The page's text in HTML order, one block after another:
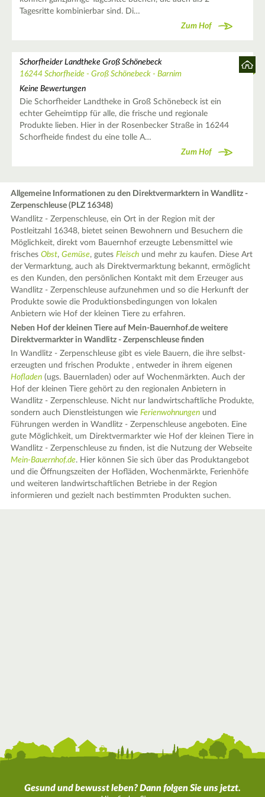
Tagesritte kombinierbar sind. Di…
Zum Hof
Schorfheider Landtheke Groß Schönebeck
16244 Schorfheide - Groß Schönebeck - Barnim
Keine Bewertungen
Die Schorfheider Landtheke in Groß Schönebeck ist ein
echter Geheimtipp für alle, die frische und regionale
Produkte lieben. Hier in der Rosenbecker Straße in 16244
Schorfheide findest du eine tolle A…
Zum Hof
Allgemeine Informationen zu den Direktvermarktern in Wandlitz -
Zerpenschleuse (PLZ 16348)
Wandlitz - Zerpenschleuse, ein Ort in der Region mit der
Postleitzahl 16348, bietet seinen Bewohnern und Besuchern die
Möglichkeit, direkt vom Bauernhof erzeugte Lebensmittel wie
frischesObst,Gemüse, gutesFleisch und mehr zu kaufen. Diese Art
der Vermarktung, auch als Direktvermarktung bekannt, ermöglicht
es den Kunden, den persönlichen Kontakt mit dem Erzeuger aus
Wandlitz - Zerpenschleuse aufzunehmen und so die Herkunft der
Produkte sowie die Produktionsbedingungen von lokalen
Anbietern wie Hof der kleinen Tiere zu erfahren.
Neben Hof der kleinen Tiere auf Mein-Bauernhof.de weitere
Direktvermarkter in Wandlitz - Zerpenschleuse finden
In Wandlitz - Zerpenschleuse gibt es viele Bauern, die ihre selbst-
erzeugten und frischen Produkte , entweder in ihrem eigenen
Hofladen (ugs. Bauernladen) oder auf Wochenmärkten. Auch der
Hof der kleinen Tiere gehört zu den regionalen Anbietern in
Wandlitz - Zerpenschleuse. Nicht nur landwirtschaftliche Produkte,
sondern auch Dienstleistungen wieFerienwohnungen und
Führungen werden in Wandlitz - Zerpenschleuse angeboten. Eine
gute Möglichkeit, um Direktvermarkter wie Hof der kleinen Tiere in
Wandlitz - Zerpenschleuse zu finden, ist die Nutzung der Webseite
Mein-Bauernhof.de. Hier können Sie sich über das Produktangebot
und die Öffnungszeiten der Hofläden, Wochenmärkte, Ferienhöfe
und weiteren landwirtschaftlichen Betriebe in der Region
informieren und gezielt nach bestimmten Produkten suchen.
Gesund und bewusst leben? Dann folgen Sie uns jetzt.